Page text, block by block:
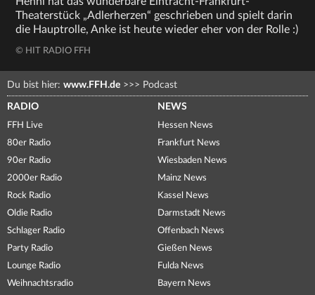
Theaterstück „Adlerherzen“ geschrieben und spielt darin
die Hauptrolle, Anke ist heute wieder eher von der Rolle :)
© HIT RADIO FFH
Du bist hier: www.FFH.de >>> Podcast
RADIO
FFH Live
80er Radio
90er Radio
2000er Radio
Rock Radio
Oldie Radio
Schlager Radio
Party Radio
Lounge Radio
Weihnachtsradio
NEWS
Hessen News
Frankfurt News
Wiesbaden News
Mainz News
Kassel News
Darmstadt News
Offenbach News
Gießen News
Fulda News
Bayern News